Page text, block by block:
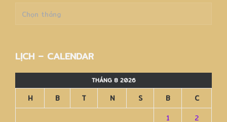
trữ
LỊCH – CALENDAR
THÁNG 8 2026
H B T N S B
C
1
2